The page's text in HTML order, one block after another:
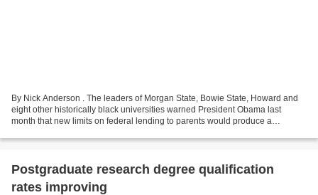
By Nick Anderson . The leaders of Morgan State, Bowie State, Howard and
eight other historically black universities warned President Obama last
month that new limits on federal lending to parents would produce a
Postgraduate research degree qualification
rates improving